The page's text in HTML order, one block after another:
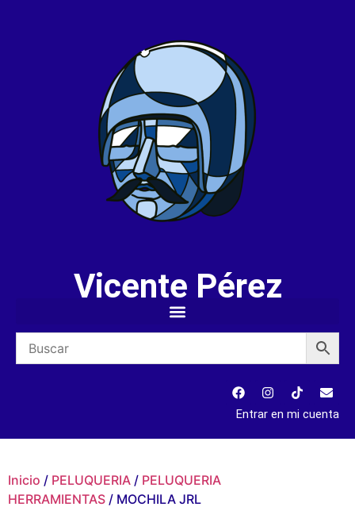
Vicente Pérez
Entrar en mi cuenta
Inicio / PELUQUERIA / PELUQUERIA
HERRAMIENTAS / MOCHILA JRL